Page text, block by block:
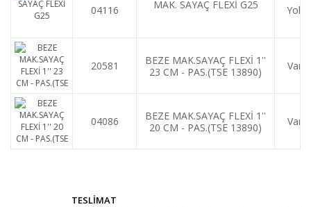
04116 MAK. SAYAÇ FLEXİ G25 Yok
20581
BEZE MAK.SAYAÇ FLEXİ 1''
23 CM - PAS.(TSE 13890)
Var
04086
BEZE MAK.SAYAÇ FLEXİ 1''
20 CM - PAS.(TSE 13890)
Var
TESLİMAT